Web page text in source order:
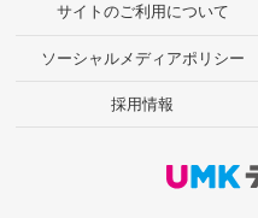
サイトのご利用について
ソーシャルメディアポリシー
採用情報